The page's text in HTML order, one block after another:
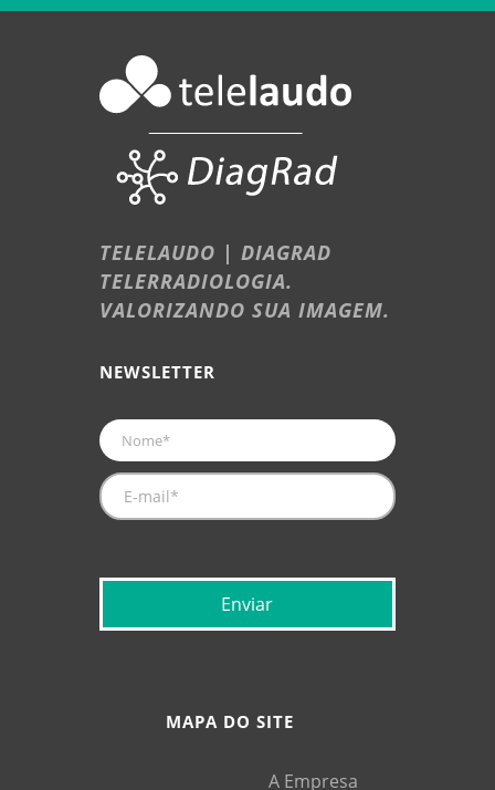
TELELAUDO | DIAGRAD
TELERRADIOLOGIA.
VALORIZANDO SUA IMAGEM.
NEWSLETTER
MAPA DO SITE
A Empresa